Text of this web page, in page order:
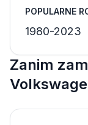
POPULARNE
1980-2023
Zanim